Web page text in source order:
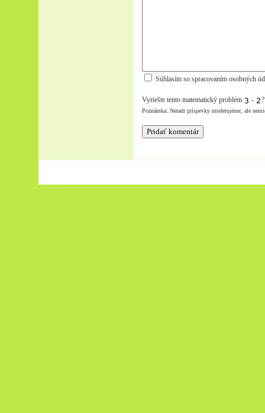
Súhlasím so spracovaním osobných
Vyriešte tento matematický problém -
Poznámka: Neradi príspevky moderujeme, ale